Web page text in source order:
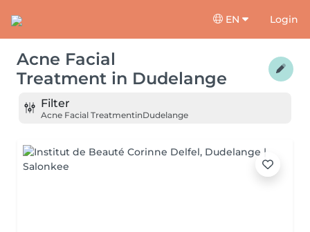
EN Login
Acne Facial
Treatment in Dudelange
Filter
Acne Facial TreatmentinDudelange